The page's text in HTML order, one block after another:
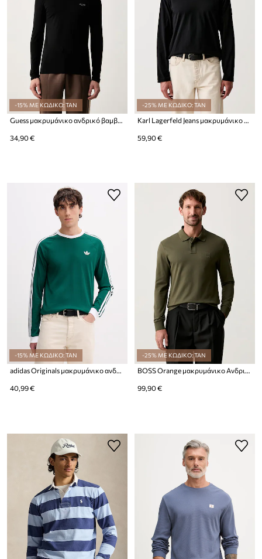
-15% ΜΕ ΚΩΔΙΚΟ: TAN
Guess μακρυμάνικο ανδρικό βαμβακερό με ελαστάν
34,90 €
-25% ΜΕ ΚΩΔΙΚΟ: TAN
Karl Lagerfeld Jeans μακρυμάνικο ανδρικό βαμβακερό
59,90 €
-15% ΜΕ ΚΩΔΙΚΟ: TAN
adidas Originals μακρυμάνικο ανδρικό βαμβακερό
40,99 €
-25% ΜΕ ΚΩΔΙΚΟ: TAN
BOSS Orange μακρυμάνικο Ανδρικό από βαμβάκι με ελαστάν Passerby
99,90 €